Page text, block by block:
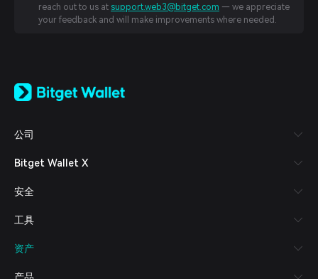
reach out to us at support.web3@bitget.com — we appreciate
your feedback and will make improvements where needed.
日本語
Español (Latinoamérica)
Italiano
Deutsch
繁體中文
Bahasa Indonesia
ภาษาไทย
公司
Bitget Wallet X
安全
工具
资产
产品